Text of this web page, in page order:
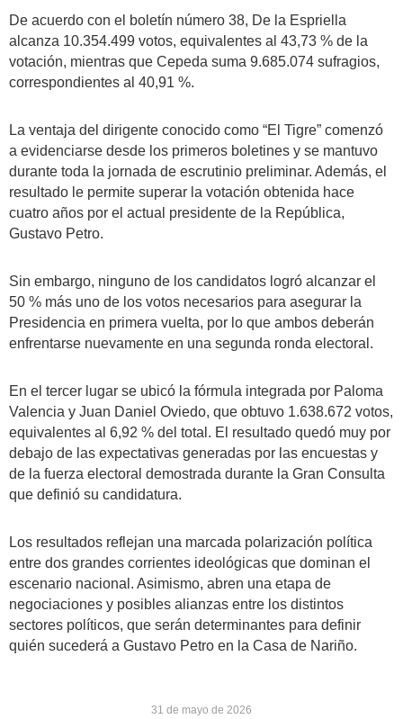
De acuerdo con el boletín número 38, De la Espriella
alcanza 10.354.499 votos, equivalentes al 43,73 % de la
votación, mientras que Cepeda suma 9.685.074 sufragios,
correspondientes al 40,91 %.
La ventaja del dirigente conocido como “El Tigre” comenzó
a evidenciarse desde los primeros boletines y se mantuvo
durante toda la jornada de escrutinio preliminar. Además, el
resultado le permite superar la votación obtenida hace
cuatro años por el actual presidente de la República,
Gustavo Petro.
Sin embargo, ninguno de los candidatos logró alcanzar el
50 % más uno de los votos necesarios para asegurar la
Presidencia en primera vuelta, por lo que ambos deberán
enfrentarse nuevamente en una segunda ronda electoral.
En el tercer lugar se ubicó la fórmula integrada por Paloma
Valencia y Juan Daniel Oviedo, que obtuvo 1.638.672 votos,
equivalentes al 6,92 % del total. El resultado quedó muy por
debajo de las expectativas generadas por las encuestas y
de la fuerza electoral demostrada durante la Gran Consulta
que definió su candidatura.
Los resultados reflejan una marcada polarización política
entre dos grandes corrientes ideológicas que dominan el
escenario nacional. Asimismo, abren una etapa de
negociaciones y posibles alianzas entre los distintos
sectores políticos, que serán determinantes para definir
quién sucederá a Gustavo Petro en la Casa de Nariño.
31 de mayo de 2026